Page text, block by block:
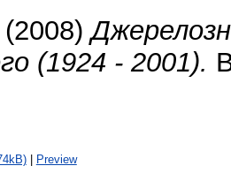
(1924 - 2001).
| Preview